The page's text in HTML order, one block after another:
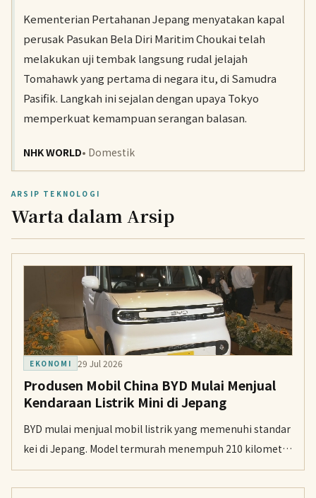
Kementerian Pertahanan Jepang menyatakan kapal
perusak Pasukan Bela Diri Maritim Choukai telah
melakukan uji tembak langsung rudal jelajah
Tomahawk yang pertama di negara itu, di Samudra
Pasifik. Langkah ini sejalan dengan upaya Tokyo
memperkuat kemampuan serangan balasan.
NHK WORLD• Domestik
ARSIP TEKNOLOGI
Warta dalam Arsip
EKONOMI 29 Jul 2026
Produsen Mobil China BYD Mulai Menjual
Kendaraan Listrik Mini di Jepang
BYD mulai menjual mobil listrik yang memenuhi standar
kei di Jepang. Model termurah menempuh 210 kilometer
per pengisian dan harganya bisa turun berkat subsidi
pemerintah.